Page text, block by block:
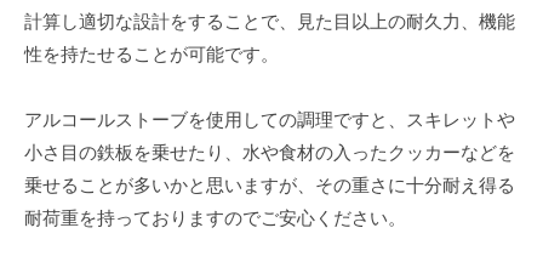
計算し適切な設計をすることで、見た目以上の耐久力、機能
性を持たせることが可能です。
アルコールストーブを使用しての調理ですと、スキレットや
小さ目の鉄板を乗せたり、水や食材の入ったクッカーなどを
乗せることが多いかと思いますが、その重さに十分耐え得る
耐荷重を持っておりますのでご安心ください。